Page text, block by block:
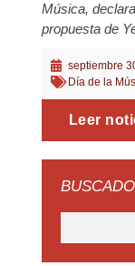
Música,
propuesta de
septiembre
Día de la
Leer